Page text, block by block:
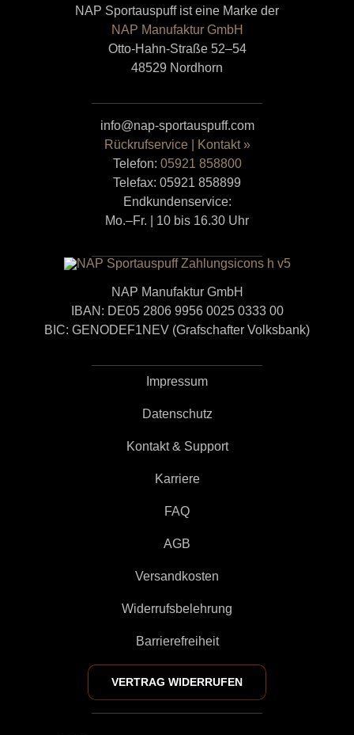
NAP Sportauspuff ist eine Marke der
NAP Manufaktur GmbH
Otto-Hahn-Straße 52–54
48529 Nordhorn
info@nap-sportauspuff.com
Rückrufservice | Kontakt »
Telefon: 05921 858800
Telefax: 05921 858899
Endkundenservice:
Mo.–Fr. | 10 bis 16.30 Uhr
NAP Manufaktur GmbH
IBAN: DE05 2806 9956 0025 0333 00
BIC: GENODEF1NEV (Grafschafter Volksbank)
Impressum
Datenschutz
Kontakt & Support
Karriere
FAQ
AGB
Versandkosten
Widerrufsbelehrung
Barrierefreiheit
VERTRAG WIDERRUFEN